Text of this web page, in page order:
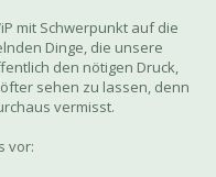
mit Schwerpunkt auf die
Dinge, die unsere
den nötigen Druck,
sehen zu lassen, denn
vermisst.
vor: